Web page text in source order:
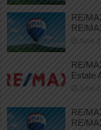
RE/
RE/
June
RE/
Estate
June
RE/
RE/